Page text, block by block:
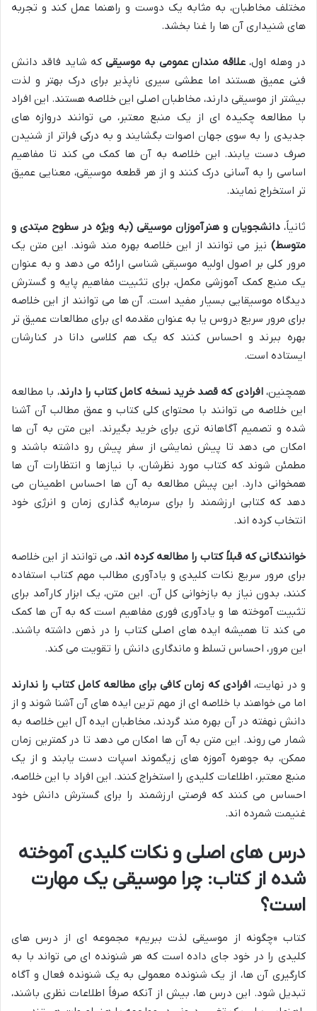
مختلف مخاطبان، به مثابه یک دوست و راهنما عمل کند و تجربه
های شنیداری آن ها را غنا بخشد.
در وهله اول، علاقه مندان عمومی به موسیقیکه شاید فاقد دانش
فنی عمیق هستند اما عطشی سیری ناپذیر برای درک بهتر و لذت
بیشتر از موسیقی دارند، مخاطبان اصلی این خلاصه هستند. این افراد
با مطالعه چکیده ای از یک منبع معتبر، می توانند دروازه های
جدیدی را به سوی جهان اصوات بگشایند و به درکی فراتر از شنیدن
صرف دست یابند. این خلاصه به آن ها کمک می کند تا مفاهیم
اساسی را به آسانی درک کنند و از هر قطعه موسیقی، معنایی عمیق
تر استخراج نمایند.
ثانیاً،دانشجویان و هنرآموزان موسیقی (به ویژه در سطوح مبتدی و
متوسط) نیز می توانند از این خلاصه بهره مند شوند. این متن یک
مرور کلی بر اصول اولیه موسیقی شناسی ارائه می دهد و به عنوان
یک منبع کمک آموزشی مکمل، برای تثبیت مفاهیم پایه و گسترش
دیدگاه موسیقایی بسیار مفید است. آن ها می توانند از این خلاصه
برای مرور سریع دروس یا به عنوان مقدمه ای برای مطالعات عمیق تر
بهره ببرند و احساس کنند که یک هم کلاسی دانا در کنارشان
ایستاده است.
همچنین،افرادی که قصد خرید نسخه کامل کتاب را دارند، با مطالعه
این خلاصه می توانند با محتوای کلی کتاب و عمق مطالب آن آشنا
شده و تصمیم آگاهانه تری برای خرید بگیرند. این متن به آن ها
امکان می دهد تا پیش نمایشی از سفر پیش رو داشته باشند و
مطمئن شوند که کتاب مورد نظرشان، با نیازها و انتظارات آن ها
همخوانی دارد. این پیش مطالعه به آن ها احساس اطمینان می
دهد که کتابی ارزشمند را برای سرمایه گذاری زمان و انرژی خود
انتخاب کرده اند.
خوانندگانی که قبلاً کتاب را مطالعه کرده اند، می توانند از این خلاصه
برای مرور سریع نکات کلیدی و یادآوری مطالب مهم کتاب استفاده
کنند، بدون نیاز به بازخوانی کل آن. این متن، یک ابزار کارآمد برای
تثبیت آموخته ها و یادآوری فوری مفاهیم است که به آن ها کمک
می کند تا همیشه ایده های اصلی کتاب را در ذهن داشته باشند.
این مرور، احساس تسلط و ماندگاری دانش را تقویت می کند.
و در نهایت، افرادی که زمان کافی برای مطالعه کامل کتاب را ندارند
اما می خواهند با خلاصه ای از مهم ترین ایده های آن آشنا شوند و از
دانش نهفته در آن بهره مند گردند، مخاطبان ایده آل این خلاصه به
شمار می روند. این متن به آن ها امکان می دهد تا در کمترین زمان
ممکن، به جوهره آموزه های زیگموند اسپات دست یابند و از یک
منبع معتبر، اطلاعات کلیدی را استخراج کنند. این افراد با این خلاصه،
احساس می کنند که فرصتی ارزشمند را برای گسترش دانش خود
غنیمت شمرده اند.
درس های اصلی و نکات کلیدی آموخته
شده از کتاب: چرا موسیقی یک مهارت
است؟
کتاب «چگونه از موسیقی لذت ببریم» مجموعه ای از درس های
کلیدی را در خود جای داده است که هر شنونده ای می تواند با به
کارگیری آن ها، از یک شنونده معمولی به یک شنونده فعال و آگاه
تبدیل شود. این درس ها، بیش از آنکه صرفاً اطلاعات نظری باشند،